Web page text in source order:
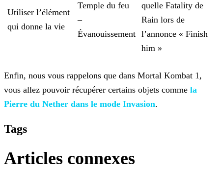
Utiliser l’élément
qui donne la vie
Temple du feu
–
Évanouissement
quelle Fatality de
Rain lors de
l’annonce « Finish
him »
Enfin, nous vous rappelons que dans Mortal Kombat 1,
vous allez pouvoir récupérer certains objets comme la
Pierre du Nether dans le mode Invasion.
Tags
Articles connexes